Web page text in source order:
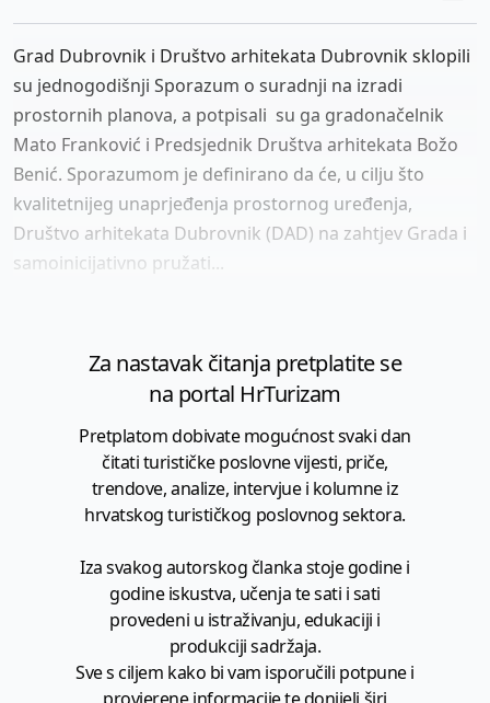
Grad Dubrovnik i Društvo arhitekata Dubrovnik sklopili
su jednogodišnji Sporazum o suradnji na izradi
prostornih planova, a potpisali su ga gradonačelnik
Mato Franković i Predsjednik Društva arhitekata Božo
Benić. Sporazumom je definirano da će, u cilju što
kvalitetnijeg unaprjeđenja prostornog uređenja,
Društvo arhitekata Dubrovnik (DAD) na zahtjev Grada i
samoinicijativno pružati...
Za nastavak čitanja pretplatite se
na portal HrTurizam
Pretplatom dobivate mogućnost svaki dan
čitati turističke poslovne vijesti, priče,
trendove, analize, intervjue i kolumne iz
hrvatskog turističkog poslovnog sektora.
Iza svakog autorskog članka stoje godine i
godine iskustva, učenja te sati i sati
provedeni u istraživanju, edukaciji i
produkciji sadržaja.
Sve s ciljem kako bi vam isporučili potpune i